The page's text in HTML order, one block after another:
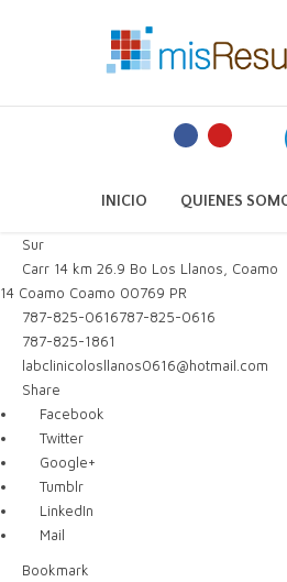
INICIO QUIENES
Sur
Carr 14 km 26.9 Bo Los Llanos, Coamo
14 Coamo Coamo 00769 PR
787-825-0616787-825-0616
787-825-1861
labclinicolosllanos0616@hotmail.com
Share
Facebook
Twitter
Google+
Tumblr
LinkedIn
Mail
Bookmark